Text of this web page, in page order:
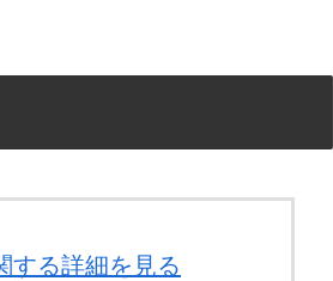
する詳細を見る